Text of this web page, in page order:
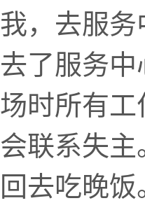
我，去服
去了服务
场时所有
会联系失
回去吃晚